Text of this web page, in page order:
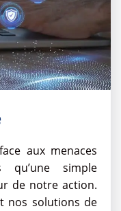
aux menaces
simple
de notre action.
nos solutions de